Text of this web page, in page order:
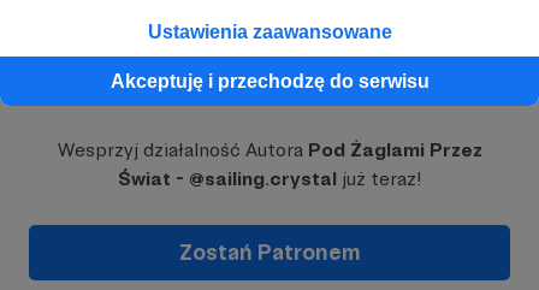
Ustawienia zaawansowane
Akceptuję i przechodzę do serwisu
Dołącz do grona Patronów!
Wesprzyj działalność Autora Pod Żaglami Przez
Świat - @sailing.crystal już teraz!
Zostań Patronem